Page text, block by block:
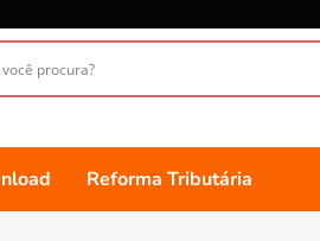
Reforma Tributária